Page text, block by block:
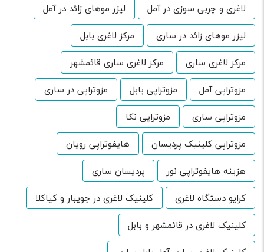
لاغری و چربی سوزی در آمل
لیزر موهای زائد در آمل
لیزر موهای زائد در ساری
مرکز لاغری بابل
مرکز لاغری ساری
مرکز لاغری ساری قائمشهر
مزوتراپی آمل
مزوتراپی بابل
مزوتراپی در ساری
مزوتراپی ساری
مزوتراپی نکا
مزوتراپی کلینیک پردیسان
هایفوتراپی رویان
هزینه هایفوتراپی نور
پردیسان ساری
کرایو دستگاه لاغری
کلینیک لاغری در جویبار و کیاکلا
کلینیک لاغری در قائمشهر و بابل